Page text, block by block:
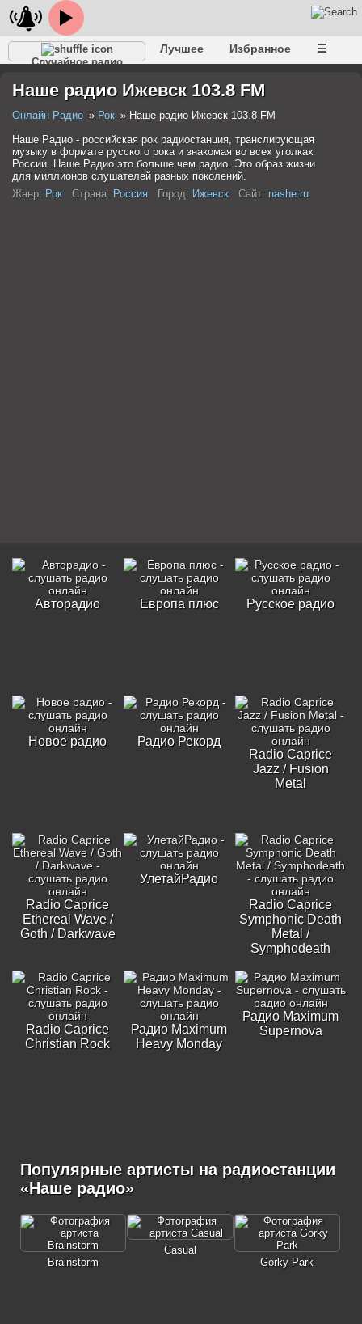
Случайное радио
Лучшее Избранное ☰
Наше радио Ижевск 103.8 FM
Онлайн Радио Рок
Наше радио Ижевск 103.8 FM
Наше Радио - российская рок радиостанция, транслирующая
музыку в формате русского рока и знакомая во всех уголках
России. Наше Радио это больше чем радио. Это образ жизни
для миллионов слушателей разных поколений.
Жанр: Рок Страна: Россия Город: Ижевск Сайт: nashe.ru
Авторадио Европа плюс Русское радио
Новое радио
Радио Рекорд
Radio Caprice
Jazz / Fusion
Metal
Radio Caprice
Ethereal Wave /
Goth / Darkwave
УлетайРадио
Radio Caprice
Symphonic Death
Metal /
Symphodeath
Radio Caprice
Christian Rock
Радио Maximum
Heavy Monday
Радио Maximum
Supernova
Популярные артисты на радиостанции
«Наше радио»
Brainstorm
Casual
Gorky Park